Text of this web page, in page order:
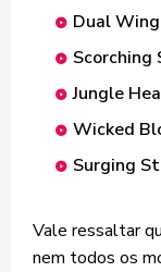
Dual
Scorching
Jungle
Wicked
Surging
Vale ressaltar
nem todos os